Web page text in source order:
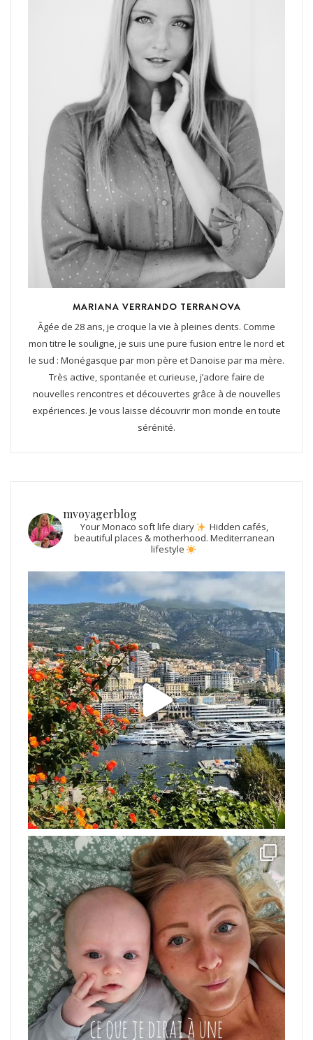
MARIANA VERRANDO TERRANOVA
Âgée de 28 ans, je croque la vie à pleines dents. Comme
mon titre le souligne, je suis une pure fusion entre le nord et
le sud : Monégasque par mon père et Danoise par ma mère.
Très active, spontanée et curieuse, j’adore faire de
nouvelles rencontres et découvertes grâce à de nouvelles
expériences. Je vous laisse découvrir mon monde en toute
sérénité.
mvoyagerblog
Your Monaco soft life diary
Hidden cafés,
beautiful places & motherhood. Mediterranean
lifestyle